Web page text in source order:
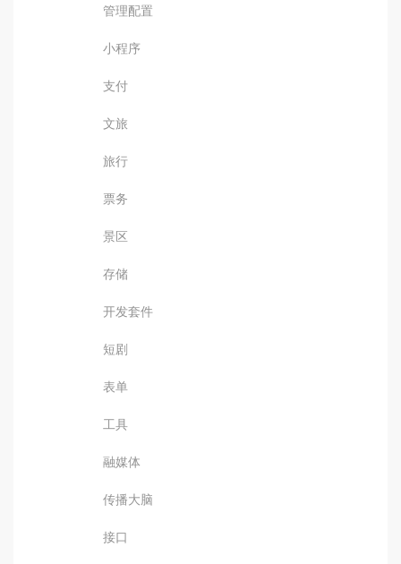
管理配置
小程序
支付
文旅
旅行
票务
景区
存储
开发套件
短剧
表单
工具
融媒体
传播大脑
接口